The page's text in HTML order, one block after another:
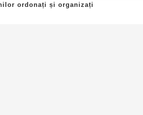
ordonați și organizați